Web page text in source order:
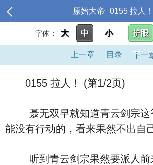
原始大帝_0155 拉人！
字体： 大 中 小 护眼
上一章 目录 下一
0155 拉人！ (第1/2页)
聂无双早就知道青云剑宗这
能没有行动的，看来果然不出自
听到青云剑宗果然要派人前